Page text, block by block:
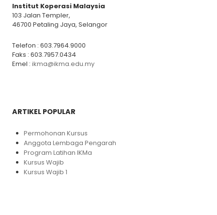
Institut Koperasi Malaysia
103 Jalan Templer,
46700 Petaling Jaya, Selangor
Telefon : 603.7964.9000
Faks : 603.7957.0434
Emel : ikma@ikma.edu.my
ARTIKEL POPULAR
Permohonan Kursus
Anggota Lembaga Pengarah
Program Latihan IKMa
Kursus Wajib
Kursus Wajib 1